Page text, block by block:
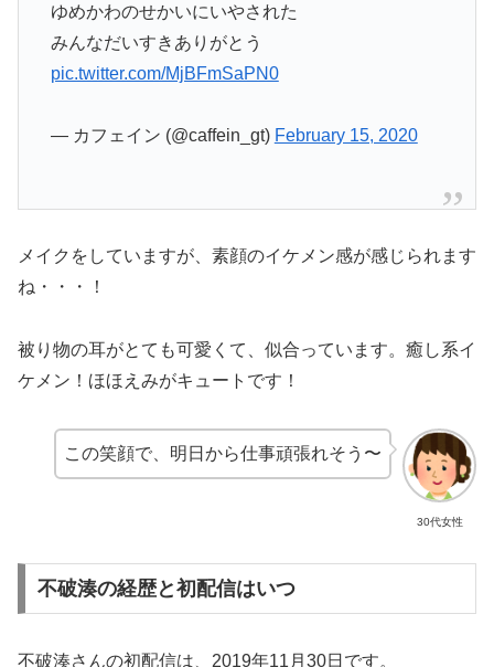
ゆめかわのせかいにいやされた
みんなだいすきありがとう
pic.twitter.com/MjBFmSaPN0
— カフェイン (@caffein_gt) February 15, 2020
メイクをしていますが、素顔のイケメン感が感じられます
ね・・・！
被り物の耳がとても可愛くて、似合っています。癒し系イ
ケメン！ほほえみがキュートです！
30代女性
この笑顔で、明日から仕事頑張れそう〜
不破湊の経歴と初配信はいつ
不破湊さんの初配信は、2019年11月30日です。